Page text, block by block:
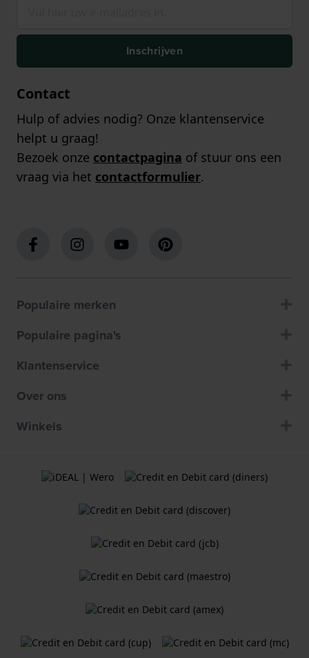
Inschrijven
Contact
Hulp of advies nodig? Onze klantenservice
helpt u graag!
Bezoek onze contactpagina of stuur ons een
vraag via het contactformulier.
Populaire merken
Populaire pagina's
Klantenservice
Over ons
Winkels